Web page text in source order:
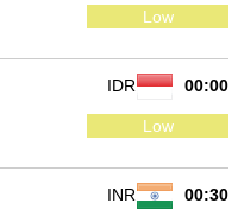
Low
00:00
IDR
Low
00:30
INR